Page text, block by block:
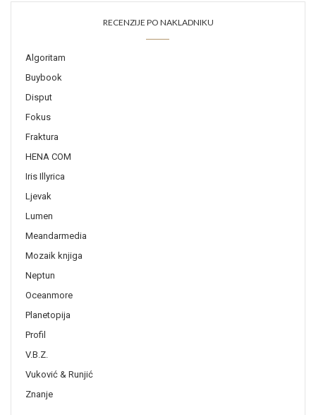
RECENZIJE PO NAKLADNIKU
Algoritam
Buybook
Disput
Fokus
Fraktura
HENA COM
Iris Illyrica
Ljevak
Lumen
Meandarmedia
Mozaik knjiga
Neptun
Oceanmore
Planetopija
Profil
V.B.Z.
Vuković & Runjić
Znanje